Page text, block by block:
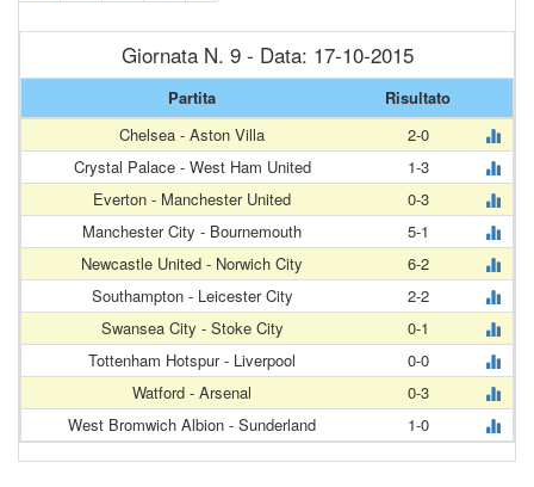
Giornata N. 9 - Data: 17-10-2015
Partita
Risultato
Chelsea - Aston Villa
2-0
Crystal Palace - West Ham United
1-3
Everton - Manchester United
0-3
Manchester City - Bournemouth
5-1
Newcastle United - Norwich City
6-2
Southampton - Leicester City
2-2
Swansea City - Stoke City
0-1
Tottenham Hotspur - Liverpool
0-0
Watford - Arsenal
0-3
West Bromwich Albion - Sunderland
1-0